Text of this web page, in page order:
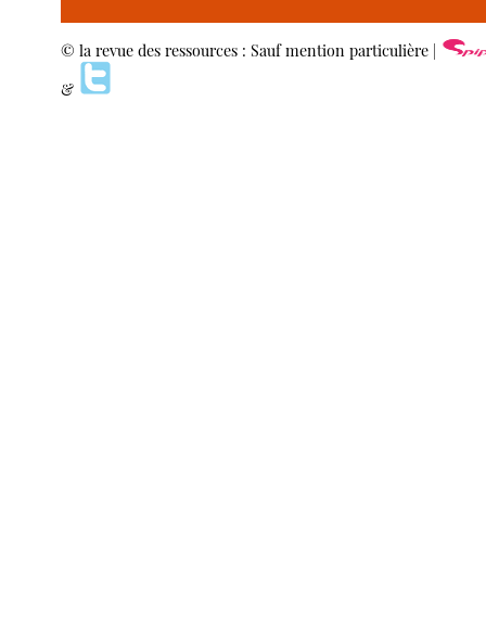
© la revue des ressources : Sauf mention particulière |
&